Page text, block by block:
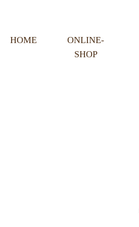
HOME
ONLINE-
SHOP